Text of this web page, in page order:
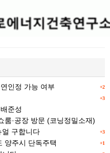
+2
인정 가능 여부
+3
준성
룸·공장 방문 (코닝정밀소재)
+3
구합니다
+1
양주시 단독주택